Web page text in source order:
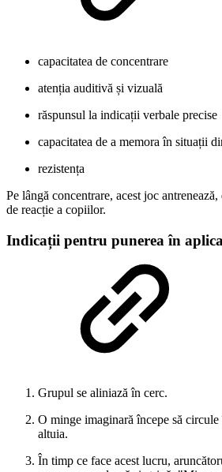
capacitatea de concentrare
atenția auditivă și vizuală
răspunsul la indicații verbale precise
capacitatea de a memora în situații
rezistența
Pe lângă concentrare, acest joc antrenează,
de reacție a copiilor.
Indicații pentru punerea în
Grupul se aliniază în cerc.
O minge imaginară începe să
altuia.
În timp ce face acest lucru,